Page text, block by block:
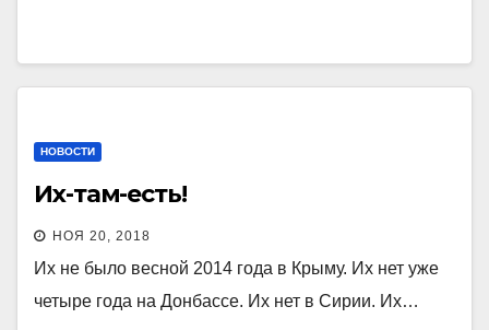
НОВОСТИ
Их-там-есть!
НОЯ 20, 2018
Их не было весной 2014 года в Крыму. Их нет уже
четыре года на Донбассе. Их нет в Сирии. Их…